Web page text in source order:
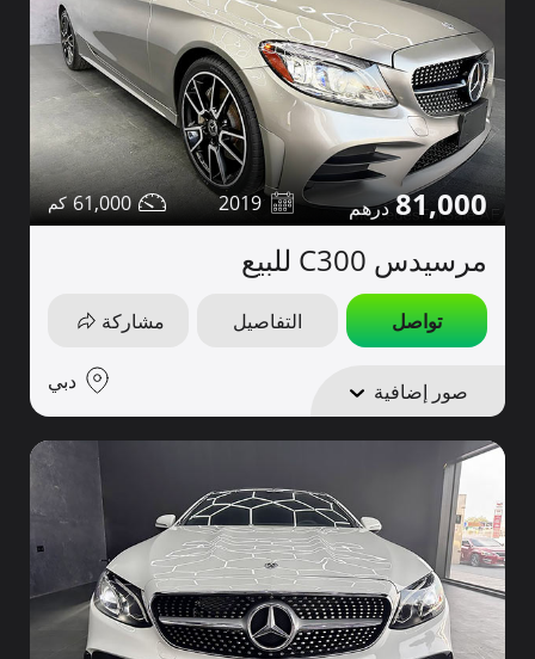
81,000
2019
61,000
مرسيدس C300 للبيع
تواصل التفاصيل مشاركة
صور إضافية دبي